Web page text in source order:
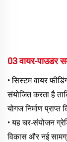
03 वायर-पाउडर
• सिस्टम वायर
संयोजित करता है
योगज निर्माण
• यह चर-संयोजन
विकास और नई